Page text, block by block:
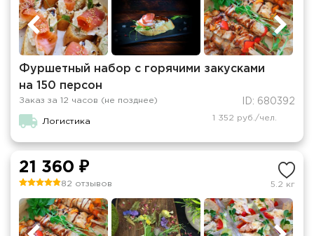
Фуршетный набор с горячими закусками
на 150 персон
Заказ за 12 часов (не позднее) ID: 680392
Логистика 1 352 руб./чел.
21 360 ₽
82 отзывов 5.2 кг